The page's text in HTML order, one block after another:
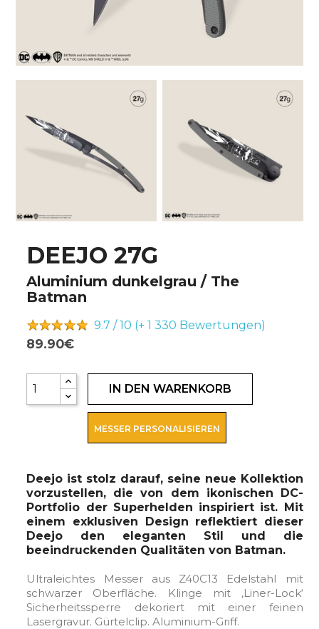
DEEJO 27G
Aluminium dunkelgrau / The
Batman
9.7 / 10 (+ 1 330 Bewertungen)
89.90€
IN DEN WARENKORB
MESSER PERSONALISIEREN
Deejo ist stolz darauf, seine neue Kollektion
vorzustellen, die von dem ikonischen DC-
Portfolio der Superhelden inspiriert ist. Mit
einem exklusiven Design reflektiert dieser
Deejo den eleganten Stil und die
beeindruckenden Qualitäten von Batman.
Ultraleichtes Messer aus Z40C13 Edelstahl mit
schwarzer Oberfläche. Klinge mit ‚Liner-Lock‘
Sicherheitssperre dekoriert mit einer feinen
Lasergravur. Gürtelclip. Aluminium-Griff.